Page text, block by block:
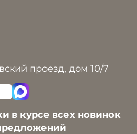
проезд, дом 10/7
в курсе всех новинок